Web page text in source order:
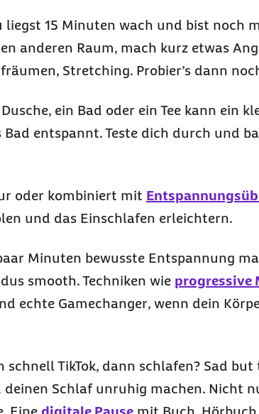
liegst 15 Minuten wach und bist noch
anderen Raum, mach kurz etwas
Stretching. Probier’s dann
ein Bad oder ein Tee kann ein
Bad entspannt. Teste dich durch und
oder kombiniert mit
und das Einschlafen erleichtern.
Minuten bewusste Entspannung
smooth. Techniken wie progressive
echte Gamechanger, wenn dein
schnell TikTok, dann schlafen? Sad but
Schlaf unruhig machen. Nicht